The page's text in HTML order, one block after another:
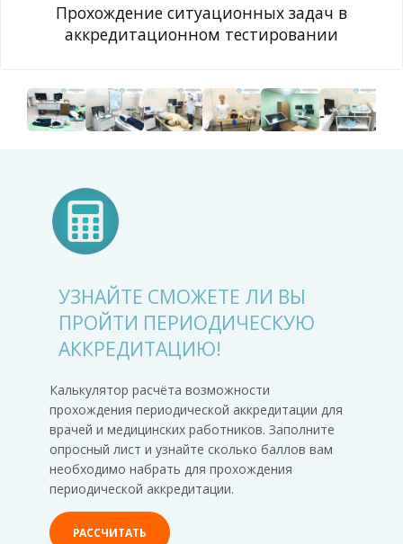
Прохождение ситуационных задач в
аккредитационном тестировании
УЗНАЙТЕ СМОЖЕТЕ ЛИ ВЫ
ПРОЙТИ ПЕРИОДИЧЕСКУЮ
АККРЕДИТАЦИЮ!
Калькулятор расчёта возможности
прохождения периодической аккредитации для
врачей и медицинских работников. Заполните
опросный лист и узнайте сколько баллов вам
необходимо набрать для прохождения
периодической аккредитации.
РАССЧИТАТЬ